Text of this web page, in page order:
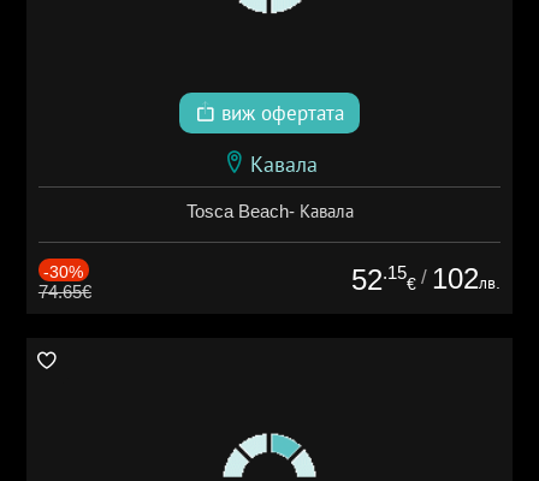
виж офертата
Кавала
Tosca Beach- Кавала
-30%
74.65€ 52.15
€ / 102лв.